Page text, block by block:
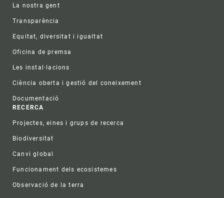
La nostra gent
Transparència
Equitat, diversitat i igualtat
Oficina de premsa
Les instal·lacions
Ciència oberta i gestió del coneixement
Documentació
RECERCA
Projectes, eines i grups de recerca
Biodiversitat
Canvi global
Funcionament dels ecosistemes
Observació de la terra